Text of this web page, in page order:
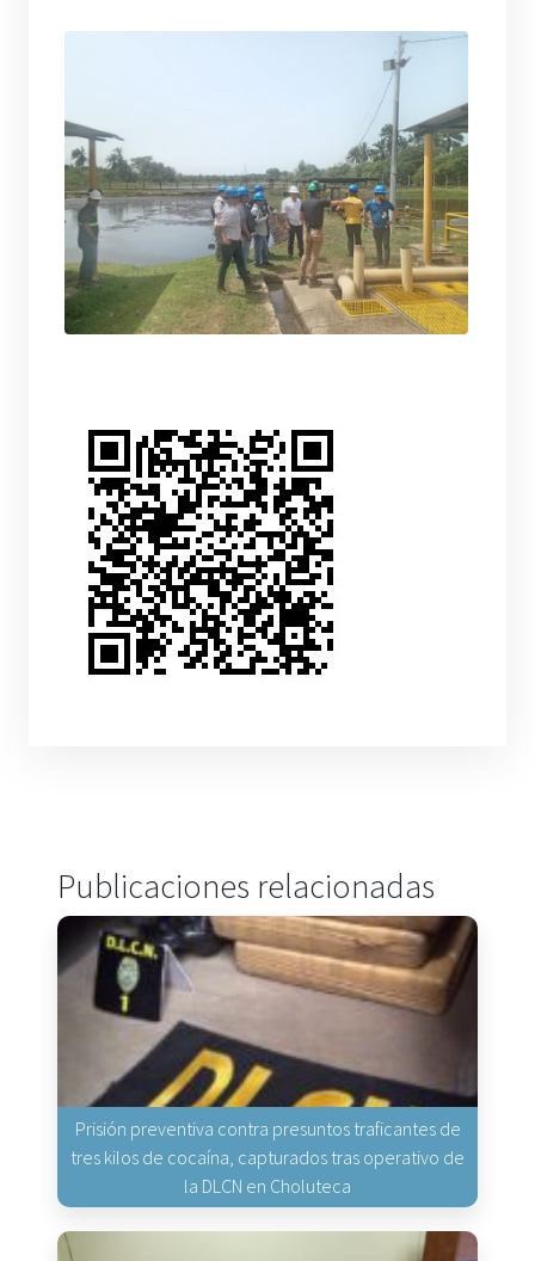
Publicaciones relacionadas
Prisión preventiva contra presuntos traficantes de
tres kilos de cocaína, capturados tras operativo de
la DLCN en Choluteca